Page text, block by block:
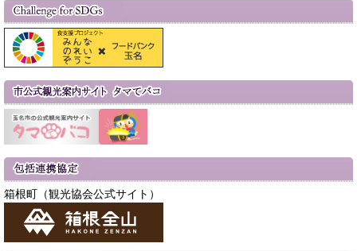
箱根町（観光協会公式サイト）